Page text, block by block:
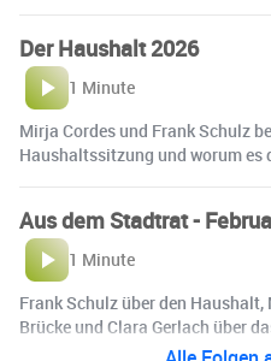
Der Haushalt 2026
1 Minute
Mirja Cordes und Frank Schulz
Haushaltssitzung und worum es
Aus dem Stadtrat -
1 Minute
Frank Schulz über den
Brücke und Clara Gerlach über